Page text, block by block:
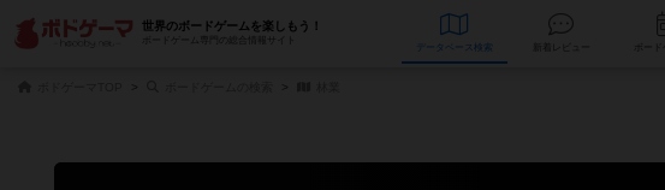
世界のボードゲームを楽しもう！
ボードゲーム専門の総合情報サイト
データベース